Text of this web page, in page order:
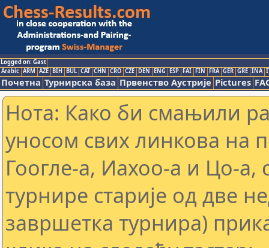
Logged on: Gast
Arabic ARM AZE BIH BUL CAT CHN CRO CZE DEN ENG ESP FAI FIN FRA GER GRE INA
Почетна Турнирска база Првенство Аустрије Pictures
Нота: Како би смањили
уносом свих линкова на
Гоогле-а, Иахоо-а и Цо-а,
турнире старије од две
завршетка турнира)